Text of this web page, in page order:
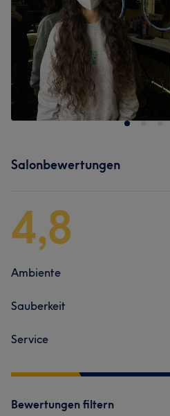
Salonbewertungen
4,8
Ambiente
Sauberkeit
Service
Bewertungen filtern